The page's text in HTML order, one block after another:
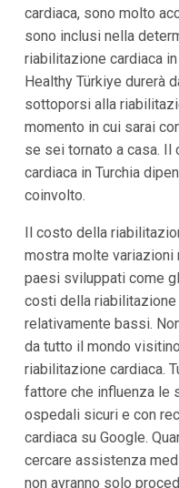
cardiaca, sono molto
sono inclusi nella
riabilitazione cardiaca
Healthy Türkiye durerà
sottoporsi alla
momento in cui sarai
se sei tornato a casa.
cardiaca in Turchia
coinvolto.
Il costo della
mostra molte
paesi sviluppati come
costi della riabilitazione
relativamente bassi.
da tutto il mondo
riabilitazione cardiaca.
fattore che influenza le
ospedali sicuri e con
cardiaca su Google.
cercare assistenza
non avranno solo